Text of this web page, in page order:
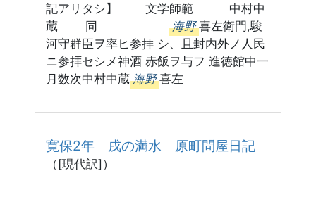
記アリタシ】 文学師範 中村中
蔵 同 海野 喜左衛門,駿
河守群臣ヲ率ヒ参拝 シ、且封内外ノ人民
ニ参拝セシメ神酒 赤飯ヲ与フ 進徳館中一
月数次中村中蔵 海野 喜左
寛保2年 戌の満水 原町問屋日記
（[現代訳]）